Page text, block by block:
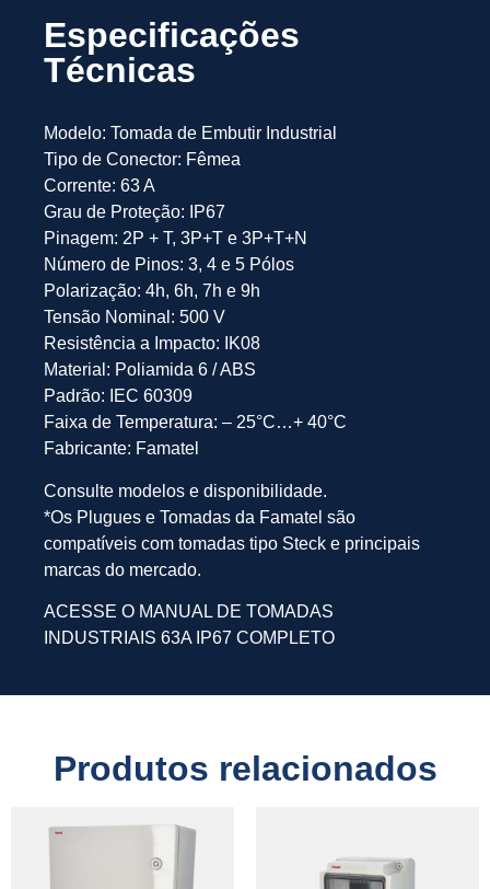
Especificações
Técnicas
Modelo: Tomada de Embutir Industrial
Tipo de Conector: Fêmea
Corrente: 63 A
Grau de Proteção: IP67
Pinagem: 2P + T, 3P+T e 3P+T+N
Número de Pinos: 3, 4 e 5 Pólos
Polarização: 4h, 6h, 7h e 9h
Tensão Nominal: 500 V
Resistência a Impacto: IK08
Material: Poliamida 6 / ABS
Padrão: IEC 60309
Faixa de Temperatura: – 25°C…+ 40°C
Fabricante: Famatel
Consulte modelos e disponibilidade.
*Os Plugues e Tomadas da Famatel são
compatíveis com tomadas tipo Steck e principais
marcas do mercado.
ACESSE O MANUAL DE TOMADAS
INDUSTRIAIS 63A IP67 COMPLETO
Produtos relacionados